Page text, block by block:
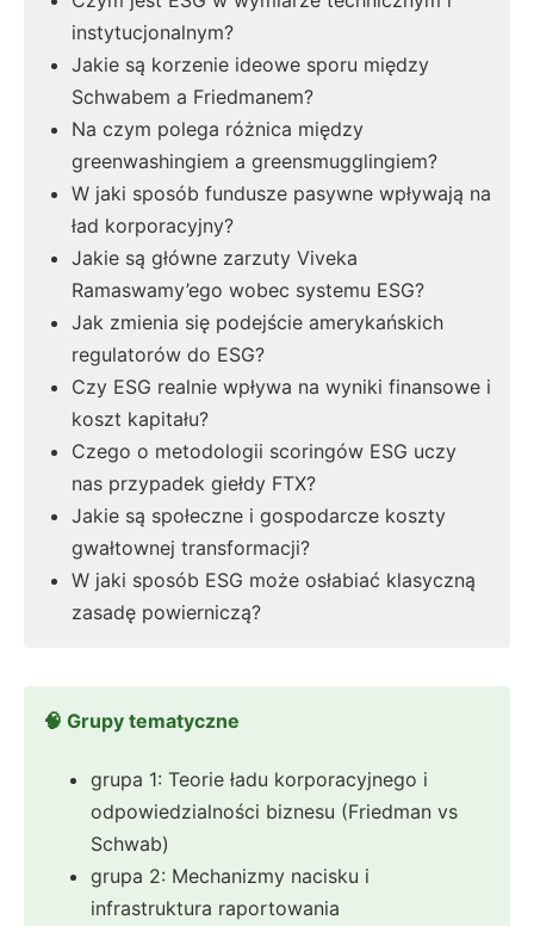
instytucjonalnym?
Jakie są korzenie ideowe sporu między
Schwabem a Friedmanem?
Na czym polega różnica między
greenwashingiem a greensmugglingiem?
W jaki sposób fundusze pasywne wpływają na
ład korporacyjny?
Jakie są główne zarzuty Viveka
Ramaswamy’ego wobec systemu ESG?
Jak zmienia się podejście amerykańskich
regulatorów do ESG?
Czy ESG realnie wpływa na wyniki finansowe i
koszt kapitału?
Czego o metodologii scoringów ESG uczy
nas przypadek giełdy FTX?
Jakie są społeczne i gospodarcze koszty
gwałtownej transformacji?
W jaki sposób ESG może osłabiać klasyczną
zasadę powierniczą?
🧠 Grupy tematyczne
grupa 1: Teorie ładu korporacyjnego i
odpowiedzialności biznesu (Friedman vs
Schwab)
grupa 2: Mechanizmy nacisku i
infrastruktura raportowania